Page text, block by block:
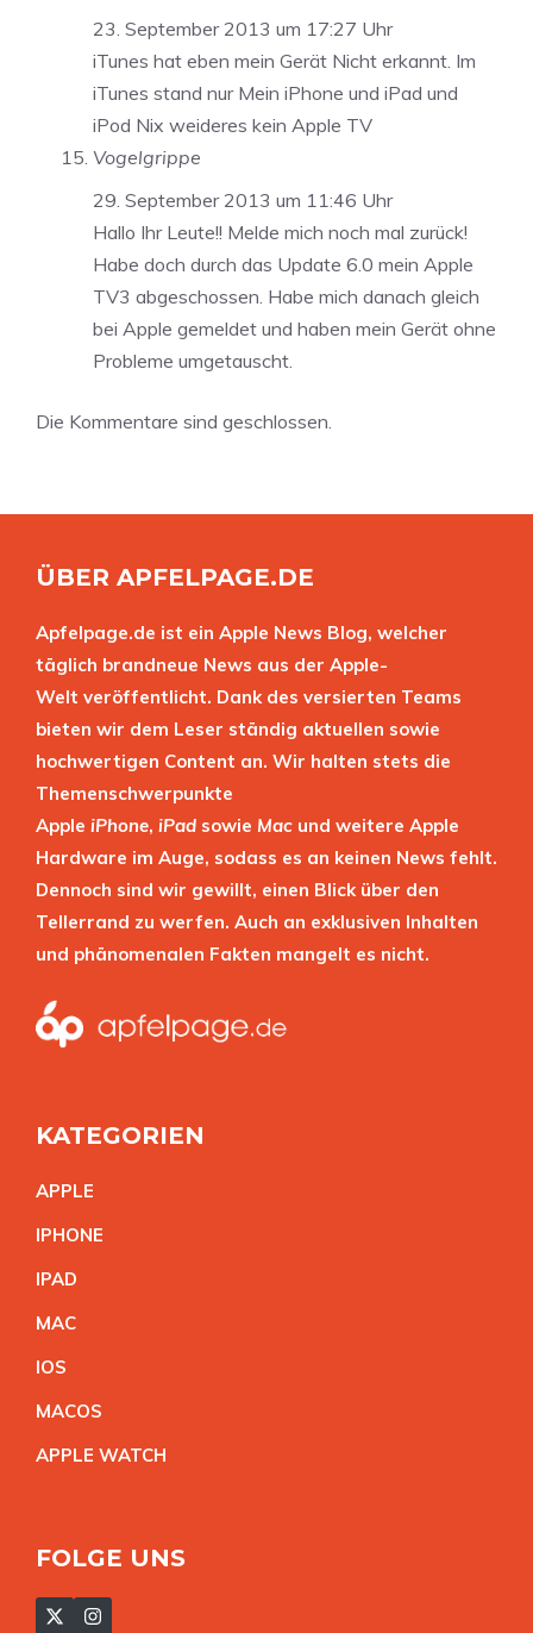
23. September 2013 um 17:27 Uhr
iTunes hat eben mein Gerät Nicht erkannt. Im
iTunes stand nur Mein iPhone und iPad und
iPod Nix weideres kein Apple TV
Vogelgrippe
29. September 2013 um 11:46 Uhr
Hallo Ihr Leute!! Melde mich noch mal zurück!
Habe doch durch das Update 6.0 mein Apple
TV3 abgeschossen. Habe mich danach gleich
bei Apple gemeldet und haben mein Gerät ohne
Probleme umgetauscht.
Die Kommentare sind geschlossen.
ÜBER APFELPAGE.DE
Apfelpage.de ist ein Apple News Blog, welcher
täglich brandneue News aus der Apple-
Welt veröffentlicht. Dank des versierten Teams
bieten wir dem Leser ständig aktuellen sowie
hochwertigen Content an. Wir halten stets die
Themenschwerpunkte
Apple iPhone, iPad sowie Mac und weitere Apple
Hardware im Auge, sodass es an keinen News fehlt.
Dennoch sind wir gewillt, einen Blick über den
Tellerrand zu werfen. Auch an exklusiven Inhalten
und phänomenalen Fakten mangelt es nicht.
KATEGORIEN
APPLE
IPHONE
IPAD
MAC
IOS
MACOS
APPLE WATCH
FOLGE UNS